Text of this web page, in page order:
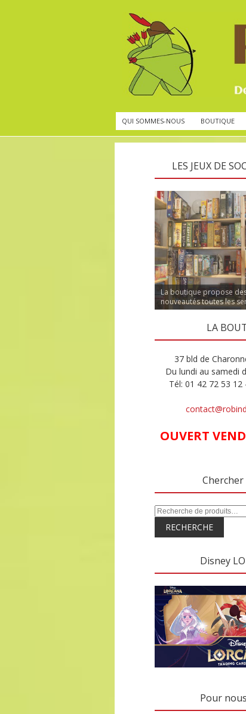
QUI SOMMES-NOUS BOUTIQUE
LES JEUX DE
La boutique propose
nouveautés toutes les
LA
37 bld de
Du lundi au samedi
Tél: 01 42 72 53 12
OUVERT
RECHERCHE
Disney
Pour